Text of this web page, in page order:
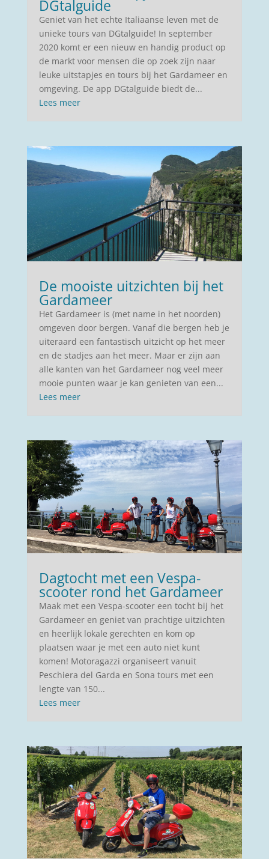
DGtalguide
Geniet van het echte Italiaanse leven met de
unieke tours van DGtalguide! In september
2020 komt er een nieuw en handig product op
de markt voor mensen die op zoek zijn naar
leuke uitstapjes en tours bij het Gardameer en
omgeving. De app DGtalguide biedt de...
Lees meer
De mooiste uitzichten bij het
Gardameer
Het Gardameer is (met name in het noorden)
omgeven door bergen. Vanaf die bergen heb je
uiteraard een fantastisch uitzicht op het meer
en de stadjes aan het meer. Maar er zijn aan
alle kanten van het Gardameer nog veel meer
mooie punten waar je kan genieten van een...
Lees meer
Dagtocht met een Vespa-
scooter rond het Gardameer
Maak met een Vespa-scooter een tocht bij het
Gardameer en geniet van prachtige uitzichten
en heerlijk lokale gerechten en kom op
plaatsen waar je met een auto niet kunt
komen! Motoragazzi organiseert vanuit
Peschiera del Garda en Sona tours met een
lengte van 150...
Lees meer